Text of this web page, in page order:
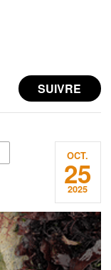
SUIVRE
OCT.
25
2025